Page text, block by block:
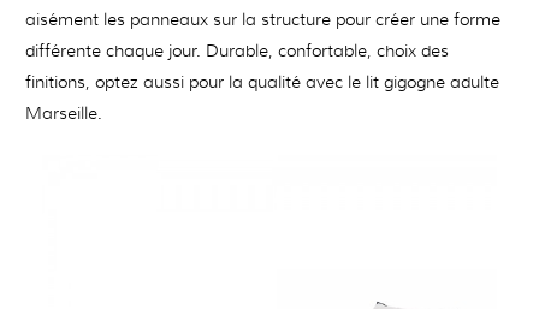
aisément les panneaux sur la structure pour créer une forme
différente chaque jour. Durable, confortable, choix des
finitions, optez aussi pour la qualité avec le lit gigogne adulte
Marseille.